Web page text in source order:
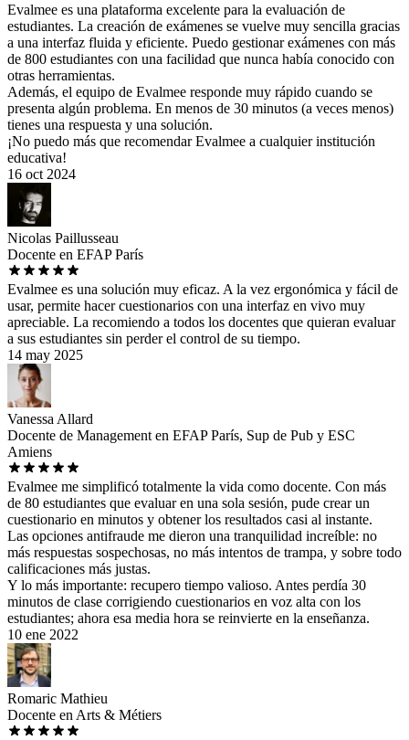
Evalmee es una plataforma excelente para la evaluación de
estudiantes. La creación de exámenes se vuelve muy sencilla gracias
a una interfaz fluida y eficiente. Puedo gestionar exámenes con más
de 800 estudiantes con una facilidad que nunca había conocido con
otras herramientas.
Además, el equipo de Evalmee responde muy rápido cuando se
presenta algún problema. En menos de 30 minutos (a veces menos)
tienes una respuesta y una solución.
¡No puedo más que recomendar Evalmee a cualquier institución
educativa!
16 oct 2024
Nicolas Paillusseau
Docente en EFAP París
Evalmee es una solución muy eficaz. A la vez ergonómica y fácil de
usar, permite hacer cuestionarios con una interfaz en vivo muy
apreciable. La recomiendo a todos los docentes que quieran evaluar
a sus estudiantes sin perder el control de su tiempo.
14 may 2025
Vanessa Allard
Docente de Management en EFAP París, Sup de Pub y ESC
Amiens
Evalmee me simplificó totalmente la vida como docente. Con más
de 80 estudiantes que evaluar en una sola sesión, pude crear un
cuestionario en minutos y obtener los resultados casi al instante.
Las opciones antifraude me dieron una tranquilidad increíble: no
más respuestas sospechosas, no más intentos de trampa, y sobre todo
calificaciones más justas.
Y lo más importante: recupero tiempo valioso. Antes perdía 30
minutos de clase corrigiendo cuestionarios en voz alta con los
estudiantes; ahora esa media hora se reinvierte en la enseñanza.
10 ene 2022
Romaric Mathieu
Docente en Arts & Métiers